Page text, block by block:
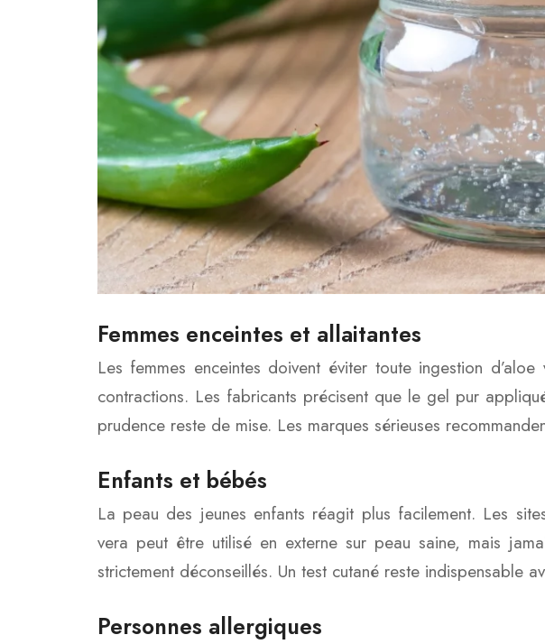
Femmes enceintes et allaitantes
Les femmes enceintes doivent éviter toute ingestion
contractions. Les fabricants précisent que le gel pur
prudence reste de mise. Les marques sérieuses
Enfants et bébés
La peau des jeunes enfants réagit plus facilement. Les
vera peut être utilisé en externe sur peau saine, mais
strictement déconseillés. Un test cutané reste indispensable
Personnes allergiques